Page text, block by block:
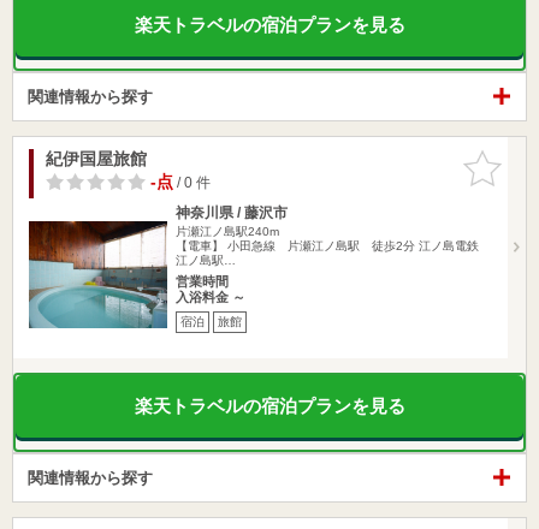
楽天トラベルの宿泊プランを見る
関連情報から探す
お気に入
りに追加
紀伊国屋旅館
-点/ 0 件
神奈川県 / 藤沢市
片瀬江ノ島駅240m
【電車】 小田急線 片瀬江ノ島駅 徒歩2分 江ノ島電鉄
江ノ島駅…
営業時間
入浴料金 ～
宿泊 旅館
楽天トラベルの宿泊プランを見る
関連情報から探す